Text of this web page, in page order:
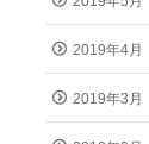
2019年4月
2019年3月